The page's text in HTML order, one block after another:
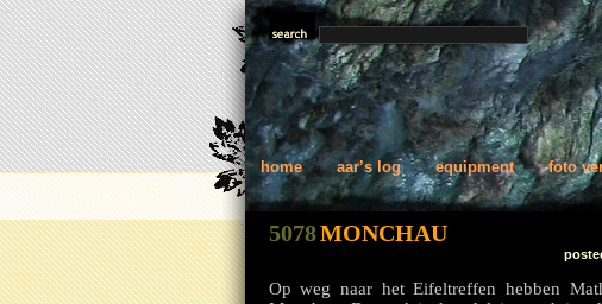
home aar’s log equipment foto
5078MONCHAU
Op weg naar het Eifeltreffen hebben